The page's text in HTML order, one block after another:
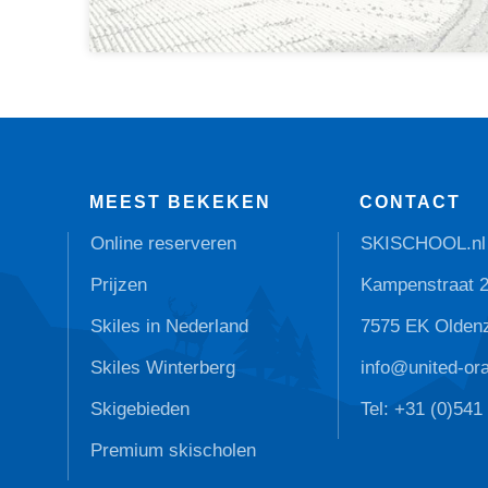
MEEST BEKEKEN
Online reserveren
Prijzen
Skiles in Nederland
Skiles Winterberg
Skigebieden
Premium skischolen
CONTACT
SKISCHOOL.nl
Kampenstraat
7575 EK
info@united-
Tel: +31 (0)541